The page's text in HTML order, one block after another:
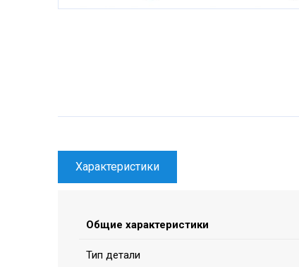
Характеристики
Общие характеристики
Тип детали